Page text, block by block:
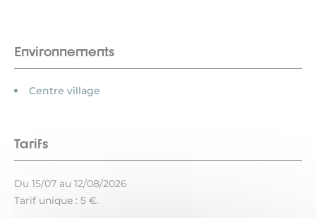
Environnements
Centre village
Tarifs
Du 15/07 au 12/08/2026
Tarif unique : 5 €.